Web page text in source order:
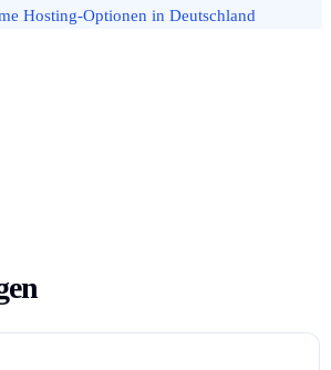
Hosting-Optionen in Deutschland